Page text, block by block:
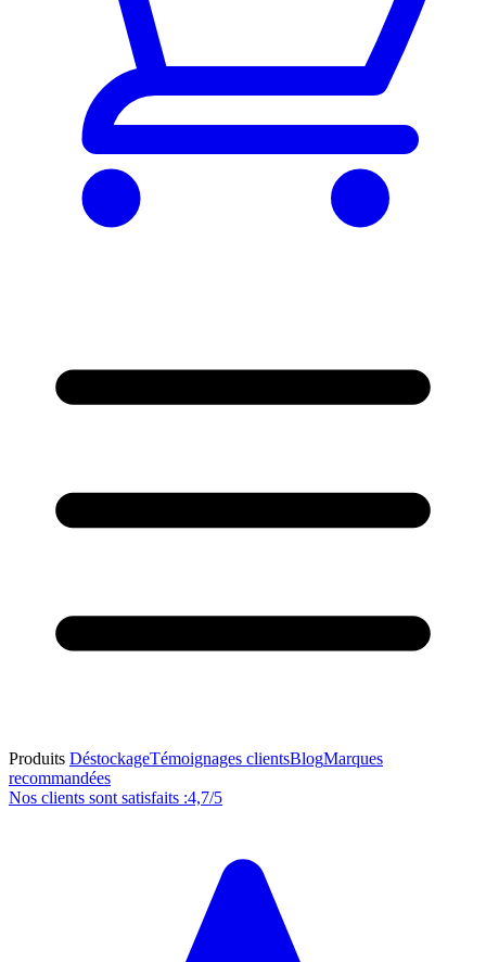
Produits DéstockageTémoignages clientsBlogMarques
recommandées
Nos clients sont satisfaits :4,7/5